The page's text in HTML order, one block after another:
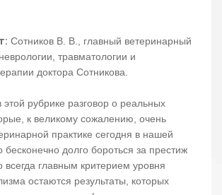
Сотников В. В., главный ветеринарный
травматологии и
доктора Сотникова.
рубрике разговор о реальных
к великому сожалению, очень
практике сегодня в нашей
долго бороться за престиж
главным критерием уровня
остаются результаты, которых